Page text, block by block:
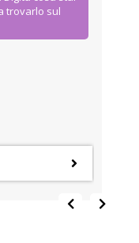
trovarlo sul